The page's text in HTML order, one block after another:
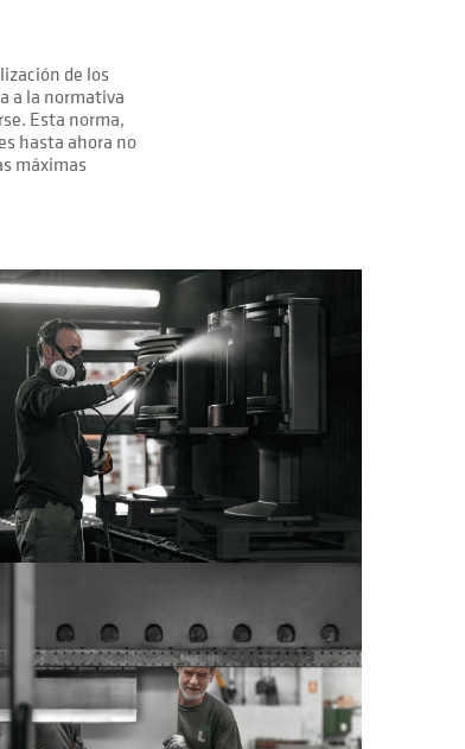
de los
a la normativa
Esta norma,
hasta ahora no
máximas